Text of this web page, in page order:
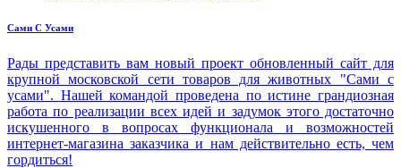
Сами С Усами
Рады представить вам новый проект обновленный сайт для
крупной московской сети товаров для животных "Сами с
усами". Нашей командой проведена по истине грандиозная
работа по реализации всех идей и задумок этого достаточно
искушенного в вопросах функционала и возможностей
интернет-магазина заказчика и нам действительно есть, чем
гордиться!